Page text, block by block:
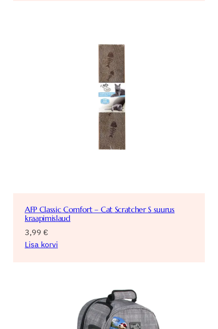
AFP Classic Comfort – Cat Scratcher S suurus
kraapimislaud
3,99 €
Lisa korvi